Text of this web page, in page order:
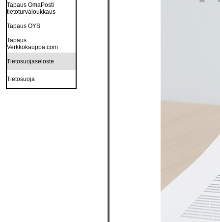
Tapaus OmaPosti
tietoturvaloukkaus
Tapaus OYS
Tapaus
Verkkokauppa.com
Tietosuojaseloste
Tietosuoja